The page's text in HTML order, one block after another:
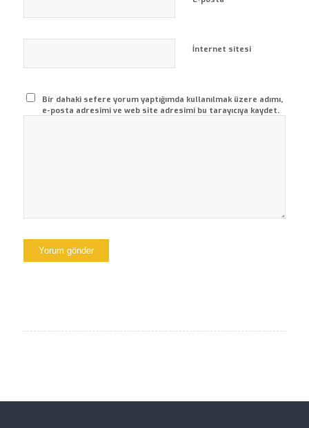
İnternet sitesi
Bir dahaki sefere yorum yaptığımda kullanılmak üzere adımı,
e-posta adresimi ve web site adresimi bu tarayıcıya kaydet.